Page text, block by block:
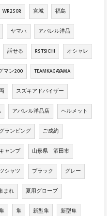
WR250R 宮城 福島
ヤマハ アパレル洋品
話せる RS TSICHI オシャレ
マン200 TEAMKAGAYAMA
スズキアドバイザー
アパレル洋品店 ヘルメット
グランピング ご成約
キャンプ 山形県 酒田市
シャツ ブラック グレー
まれ 夏用グローブ
隼 新型隼 新型隼